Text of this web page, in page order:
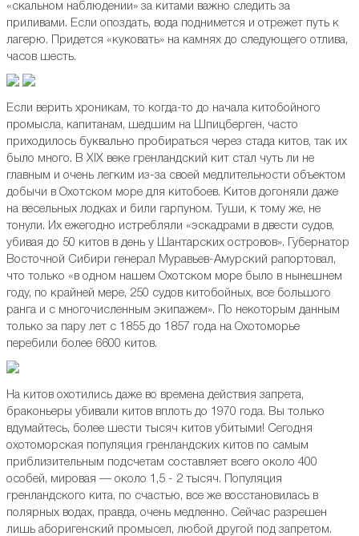
«скальном наблюдении» за китами важно следить за
приливами. Если опоздать, вода поднимется и отрежет путь к
лагерю. Придется «куковать» на камнях до следующего отлива,
часов шесть.
Если верить хроникам, то когда-то до начала китобойного
промысла, капитанам, шедшим на Шпицберген, часто
приходилось буквально пробираться через стада китов, так их
было много. В XIX веке гренландский кит стал чуть ли не
главным и очень легким из-за своей медлительности объектом
добычи в Охотском море для китобоев. Китов догоняли даже
на весельных лодках и били гарпуном. Туши, к тому же, не
тонули. Их ежегодно истребляли «эскадрами в двести судов,
убивая до 50 китов в день у Шантарских островов». Губернатор
Восточной Сибири генерал Муравьев-Амурский рапортовал,
что только «в одном нашем Охотском море было в нынешнем
году, по крайней мере, 250 судов китобойных, все большого
ранга и с многочисленным экипажем». По некоторым данным
только за пару лет с 1855 до 1857 года на Охотоморье
перебили более 6600 китов.
На китов охотились даже во времена действия запрета,
браконьеры убивали китов вплоть до 1970 года. Вы только
вдумайтесь, более шести тысяч китов убитыми! Сегодня
охотоморская популяция гренландских китов по самым
приблизительным подсчетам составляет всего около 400
особей, мировая — около 1,5 - 2 тысяч. Популяция
гренландского кита, по счастью, все же восстановилась в
полярных водах, правда, очень медленно. Сейчас разрешен
лишь аборигенский промысел, любой другой под запретом.